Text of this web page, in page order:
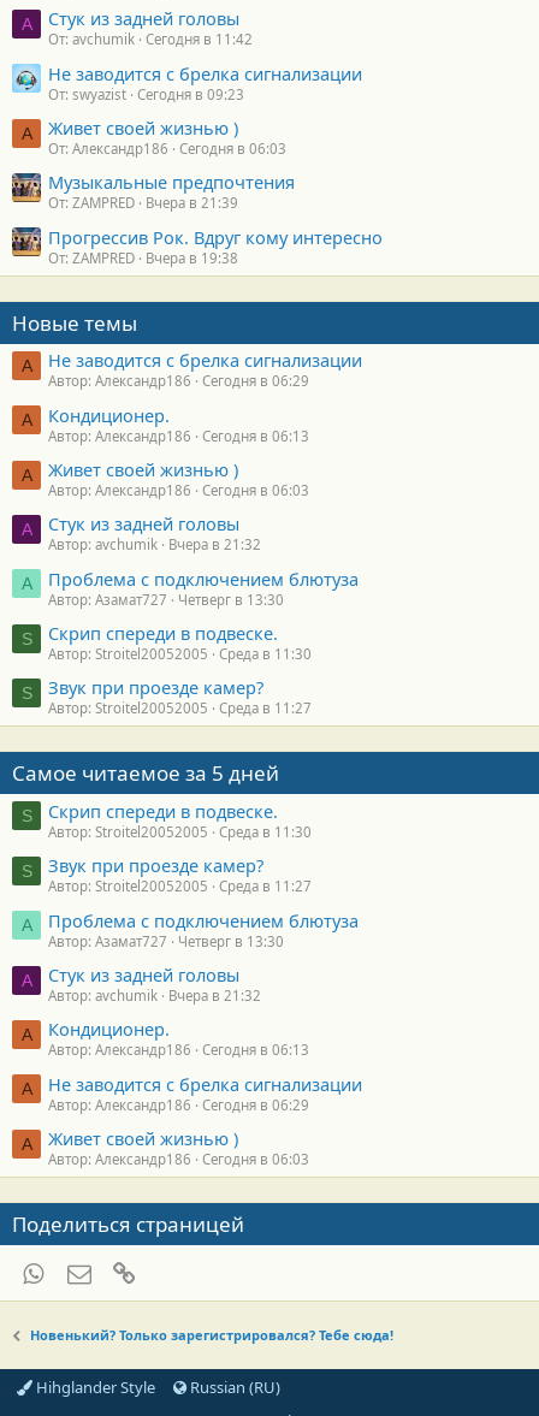
A Стук из задней головы
От: avchumik Сегодня в 11:42
Не заводится с брелка сигнализации
От: swyazist Сегодня в 09:23
А Живет своей жизнью )
От: Александр186 Сегодня в 06:03
Музыкальные предпочтения
От: ZAMPRED Вчера в 21:39
Прогрессив Рок. Вдруг кому интересно
От: ZAMPRED Вчера в 19:38
Новые темы
А Не заводится с брелка сигнализации
Автор: Александр186 Сегодня в 06:29
А Кондиционер.
Автор: Александр186 Сегодня в 06:13
А Живет своей жизнью )
Автор: Александр186 Сегодня в 06:03
A Стук из задней головы
Автор: avchumik Вчера в 21:32
А Проблема с подключением блютуза
Автор: Азамат727 Четверг в 13:30
S Скрип спереди в подвеске.
Автор: Stroitel20052005 Среда в 11:30
S Звук при проезде камер?
Автор: Stroitel20052005 Среда в 11:27
Самое читаемое за 5 дней
S Скрип спереди в подвеске.
Автор: Stroitel20052005 Среда в 11:30
S Звук при проезде камер?
Автор: Stroitel20052005 Среда в 11:27
А Проблема с подключением блютуза
Автор: Азамат727 Четверг в 13:30
A Стук из задней головы
Автор: avchumik Вчера в 21:32
А Кондиционер.
Автор: Александр186 Сегодня в 06:13
А Не заводится с брелка сигнализации
Автор: Александр186 Сегодня в 06:29
А Живет своей жизнью )
Автор: Александр186 Сегодня в 06:03
Поделиться страницей
WhatsAppЭлектронная почта
Новенький? Только зарегистрировался? Тебе сюда!
Hihglander Style
Russian (RU)